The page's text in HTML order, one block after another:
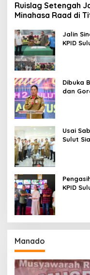
Ruislag Setengah
Minahasa Raad di
Jalin
KPID
Dibuka
dan
Usai
Sulut
KPID
Manado